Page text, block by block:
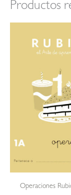
Productos
Operaciones